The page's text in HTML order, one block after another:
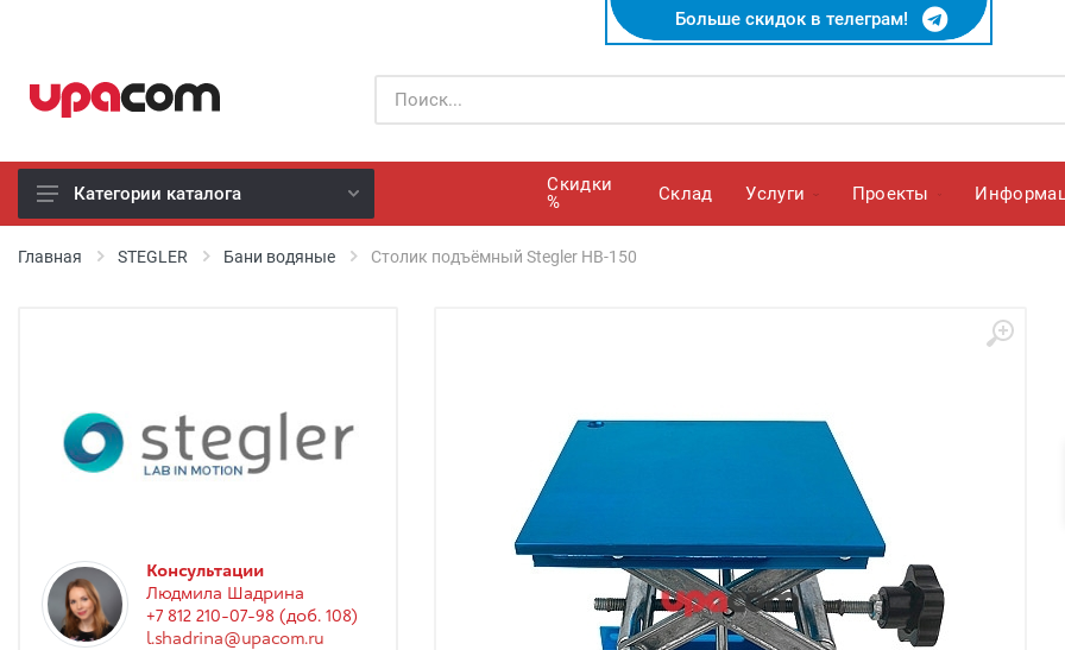
Больше скидок в телеграм!
Б/У оборудование
Неонатология
Эндоскопия
Функциональная диагностика
Категории каталога
Скидки
%
Cклад Услуги Проекты
Главная STEGLER Бани водяные Столик подъёмный Stegler НВ-150
Консультации
Людмила Шадрина
+7 812 210-07-98 (доб. 108)
l.shadrina@upacom.ru